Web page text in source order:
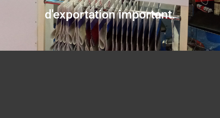
d'exportation important.